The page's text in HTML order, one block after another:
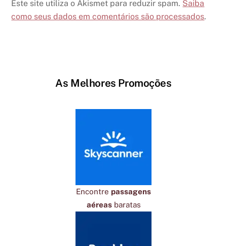
Este site utiliza o Akismet para reduzir spam. Saiba
como seus dados em comentários são processados.
As Melhores Promoções
Encontre passagens
aéreasbaratas